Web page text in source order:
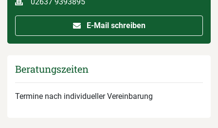
E-Mail schreiben
Beratungszeiten
Termine nach individueller Vereinbarung